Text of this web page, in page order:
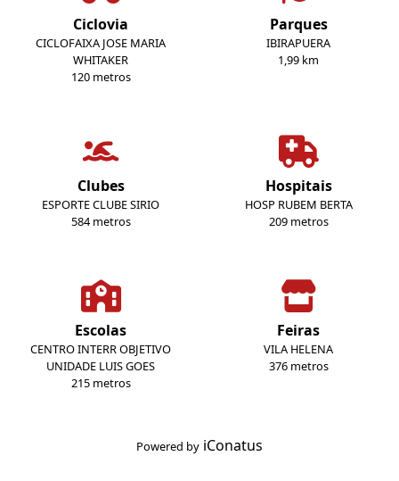
Ciclovia
CICLOFAIXA JOSE MARIA
WHITAKER
120 metros
Parques
IBIRAPUERA
1,99 km
Clubes
ESPORTE CLUBE SIRIO
584 metros
Hospitais
HOSP RUBEM BERTA
209 metros
Escolas
CENTRO INTERR OBJETIVO
UNIDADE LUIS GOES
215 metros
Feiras
VILA HELENA
376 metros
Powered by iConatus